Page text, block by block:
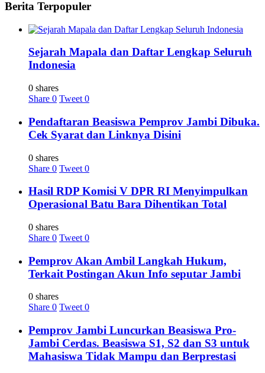
Berita Terpopuler
Sejarah Mapala dan Daftar Lengkap Seluruh
Indonesia
0 shares
Share 0 Tweet 0
Pendaftaran Beasiswa Pemprov Jambi Dibuka.
Cek Syarat dan Linknya Disini
0 shares
Share 0 Tweet 0
Hasil RDP Komisi V DPR RI Menyimpulkan
Operasional Batu Bara Dihentikan Total
0 shares
Share 0 Tweet 0
Pemprov Akan Ambil Langkah Hukum,
Terkait Postingan Akun Info seputar Jambi
0 shares
Share 0 Tweet 0
Pemprov Jambi Luncurkan Beasiswa Pro-
Jambi Cerdas. Beasiswa S1, S2 dan S3 untuk
Mahasiswa Tidak Mampu dan Berprestasi